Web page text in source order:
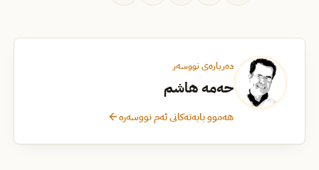
دەربارەی نووسەر
حەمە هاشم
هەموو بابەتەکانی ئەم نووسەرە